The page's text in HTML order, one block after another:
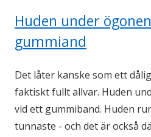
Huden under
gummiand
Det låter kanske som ett
faktiskt fullt allvar. Huden
vid ett gummiband. Huden
tunnaste - och det är också